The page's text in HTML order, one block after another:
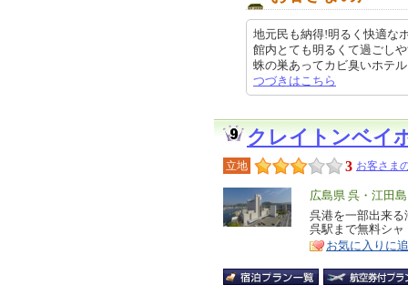
地元民も納得!明るく快適な
館内とても明るくて過ごし
蛛の巣あってカビ臭いホテ
つづきはこちら
クレイトンベイ
立地 3 お客さま
エ
リ
ア
広島県 呉・江田島
特
徴
呉港を一部出来
呉駅まで無料シ
お気に入りに